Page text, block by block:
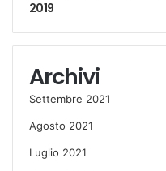
2019
Archivi
Settembre 2021
Agosto 2021
Luglio 2021